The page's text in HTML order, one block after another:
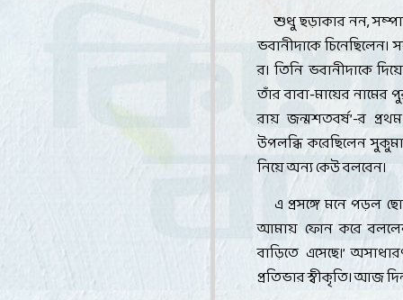
শুধু ছড়াকার নন,
ভবানীদাকে চিনেছিলেন।
র। তিনি ভবানীদাকে
তাঁর বাবা-মায়ের নামের
রায় জন্মশতবর্ষ’-র
উপলব্ধি করেছিলেন
নিয়ে অন্য কেউ বলবেন।
এ প্রসঙ্গে মনে পড়ল
আমায় ফোন করে
বাড়িতে এসেছে।’
প্রতিভার স্বীকৃতি। আজ